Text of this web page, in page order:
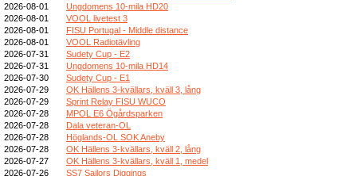
2026-08-01
Ungdomens 10-mila HD20
2026-08-01
VOOL livetest 3
2026-08-01
FISU Portugal - Middle distance
2026-08-01
VOOL Radiotävling
2026-07-31
Sudety Cup - E2
2026-07-31
Ungdomens 10-mila HD14
2026-07-30
Sudety Cup - E1
2026-07-29
OK Hällens 3-kvällars, kväll 3, lång
2026-07-29
Sprint Relay FISU WUCO
2026-07-28
MPOL E6 Ögårdsparken
2026-07-28
Dala veteran-OL
2026-07-28
Höglands-OL SOK Aneby
2026-07-28
OK Hällens 3-kvällars, kväll 2, lång
2026-07-27
OK Hällens 3-kvällars, kväll 1, medel
2026-07-26
SS7 Sailors Diggings